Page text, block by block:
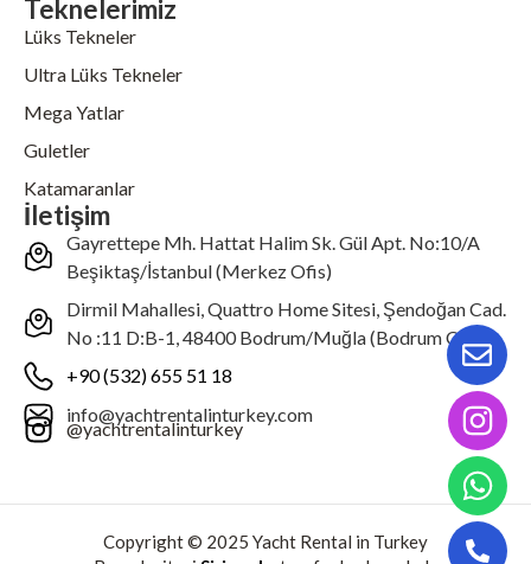
Teknelerimiz
Lüks Tekneler
Ultra Lüks Tekneler
Mega Yatlar
Guletler
Katamaranlar
İletişim
Gayrettepe Mh. Hattat Halim Sk. Gül Apt. No:10/A
Beşiktaş/İstanbul (Merkez Ofis)
Dirmil Mahallesi, Quattro Home Sitesi, Şendoğan Cad.
No :11 D:B-1, 48400 Bodrum/Muğla (Bodrum Ofis)
+90 (532) 655 51 18
info@yachtrentalinturkey.com
@yachtrentalinturkey
Copyright © 2025 Yacht Rental in Turkey